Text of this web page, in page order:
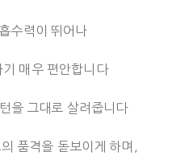
수력이 뛰어나
매우 편안합니다
을 그대로 살려줍니다
품격을 돋보이게 하며,